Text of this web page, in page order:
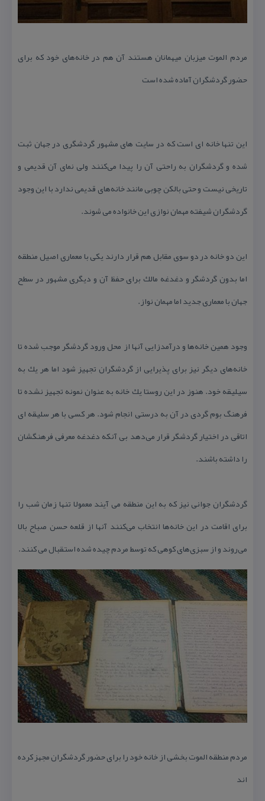
مردم الموت میزبان میهمانان هستند آن هم در خانه‌های خود كه برای
حضور گردشگران آماده شده است
این تنها خانه ای است كه در سایت های مشهور گردشگری در جهان ثبت
شده و گردشگران به راحتی آن را پیدا می‌كنند ولی نمای آن قدیمی و
تاریخی نیست و حتی بالكن چوبی مانند خانه‌های قدیمی ندارد با این وجود
گردشگران شیفته مهمان نوازی این خانواده می شوند.
این دو خانه در دو سوی مقابل هم قرار دارند یكی با معماری اصیل منطقه
اما بدون گردشگر و دغدغه مالك برای حفظ آن و دیگری مشهور در سطح
جهان با معماری جدید اما مهمان نواز.
وجود همین خانه‌ها و درآمدزایی آنها از محل ورود گردشگر موجب شده تا
خانه‌های دیگر نیز برای پذیرایی از گردشگران تجهیز شود اما هر یك به
سیلیقه خود. هنوز در این روستا یك خانه به عنوان نمونه تجهیز نشده تا
فرهنگ بوم گردی در آن به درستی انجام شود. هر كسی با هر سلیقه ای
اتاقی در اختیار گردشگر قرار می‌دهد بی آنكه دغدغه معرفی فرهنگشان
را داشته باشند.
گردشگران جوانی نیز كه به این منطقه می آیند معمولا تنها زمان شب را
برای اقامت در این خانه‌ها انتخاب می‌كنند آنها از قلعه حسن صباح بالا
می‌روند و از سبزی‌های كوهی كه توسط مردم چیده شده استقبال می كنند.
مردم منطقه الموت بخشی از خانه خود را برای حضور گردشگران مجهز كرده
اند